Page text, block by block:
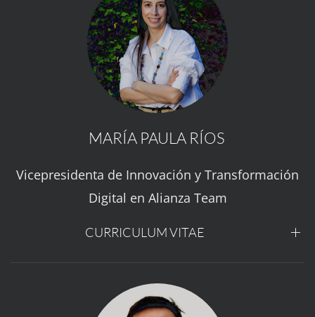
MARÍA PAULA RÍOS
Vicepresidenta de Innovación y Transformación
Digital en Alianza Team
CURRICULUM VITAE